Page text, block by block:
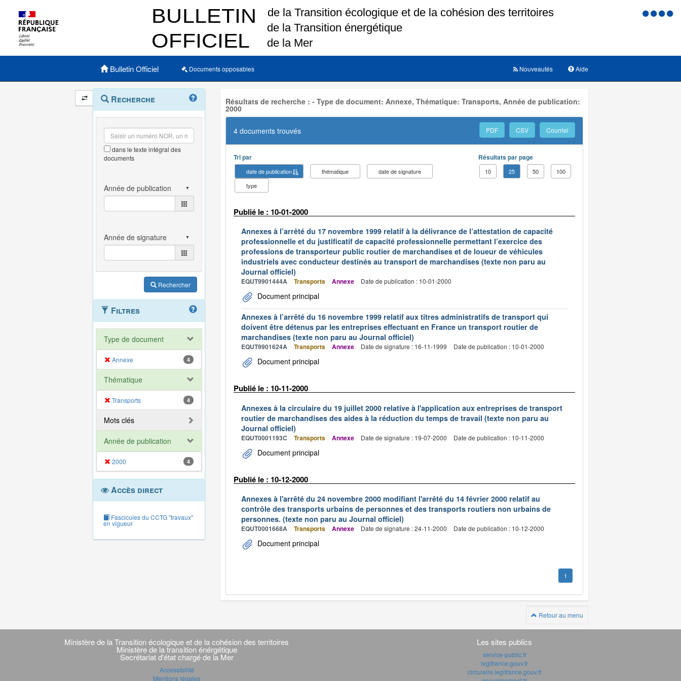
Menu
Menu principal
Bulletin Officiel Documents opposables Aide
Nouveautés
Navigation
et
outils
annexes
Menu
contextuel
Recherche
dans le texte intégral des
documents
Rechercher
Filtres
Type de document
Annexe 4
Thématique
Transports 4
Mots clés
Année de publication
2000 4
Accès direct
Fascicules du CCTG "travaux"
en vigueur
Résultats de recherche : - Type de document: Annexe, Thématique: Transports, Année de publication:
2000
4 documents trouvés PDF CSV Courriel
Tri par
date de publication thématique
date de signature
type
Résultats par page
10 25 50 100
Publié le : 10-01-2000
Annexes à l’arrêté du 17 novembre 1999 relatif à la délivrance de l’attestation de capacité
professionnelle et du justificatif de capacité professionnelle permettant l’exercice des
professions de transporteur public routier de marchandises et de loueur de véhicules
industriels avec conducteur destinés au transport de marchandises (texte non paru au
Journal officiel)
EQUT9901444A Transports Annexe Date de publication : 10-01-2000
Document principal
Annexes à l’arrêté du 16 novembre 1999 relatif aux titres administratifs de transport qui
doivent être détenus par les entreprises effectuant en France un transport routier de
marchandises (texte non paru au Journal officiel)
EQUT9901624A Transports Annexe Date de signature : 16-11-1999 Date de publication : 10-01-2000
Document principal
Publié le : 10-11-2000
Annexes à la circulaire du 19 juillet 2000 relative à l'application aux entreprises de transport
routier de marchandises des aides à la réduction du temps de travail (texte non paru au
Journal officiel)
EQUT0001193C Transports Annexe Date de signature : 19-07-2000 Date de publication : 10-11-2000
Document principal
Publié le : 10-12-2000
Annexes à l'arrêté du 24 novembre 2000 modifiant l'arrêté du 14 février 2000 relatif au
contrôle des transports urbains de personnes et des transports routiers non urbains de
personnes. (texte non paru au Journal officiel)
EQUT0001668A Transports Annexe Date de signature : 24-11-2000 Date de publication : 10-12-2000
Document principal
1
Retour au menu
Navigation
transverseMinistère de la Transition écologique et de la cohésion des territoires
Ministère de la transition énérgétique
Secrétariat d'état chargé de la Mer
Accessibilité
Mentions légales
Les sites publics
service-public.fr
legifrance.gouv.fr
circulaire.legifrance.gouv.fr